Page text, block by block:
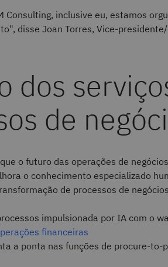
Consulting, inclusive eu, estamos
disse Joan Torres, Vice-
dos
de
o futuro das operações de
o conhecimento especializado
de processos de
impulsionada por IA com o
financeiras
a ponta nas funções de procure-to-